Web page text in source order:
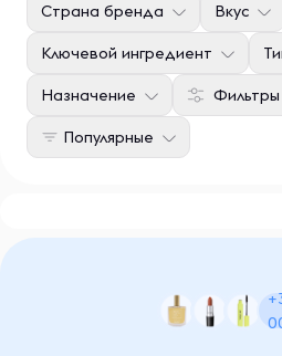
Фильтры
Страна бренда Вкус
Ключевой ингредиент
Назначение
Популярные